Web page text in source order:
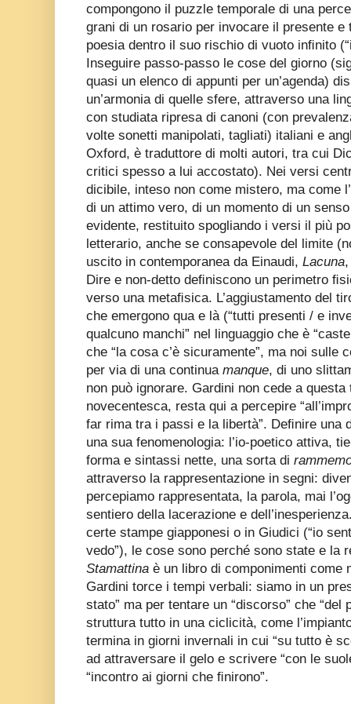
compongono il puzzle temporale di una
grani di un rosario per invocare il presente
poesia dentro il suo rischio di vuoto inﬁnito
Inseguire passo-passo le cose del giorno
quasi un elenco di appunti per un’agenda)
un’armonia di quelle sfere, attraverso una
con studiata ripresa di canoni (con
volte sonetti manipolati, tagliati) italiani e
Oxford, è traduttore di molti autori, tra cui
critici spesso a lui accostato). Nei versi
dicibile, inteso non come mistero, ma come
di un attimo vero, di un momento di un
evidente, restituito spogliando i versi il più
letterario, anche se consapevole del limite
uscito in contemporanea da Einaudi, Lacuna
Dire e non-detto deﬁniscono un perimetro
verso una metaﬁsica. L’aggiustamento del
che emergono qua e là (“tutti presenti / e
qualcuno manchi” nel linguaggio che è
che “la cosa c’è sicuramente”, ma noi sulle
per via di una continua manque, di uno
non può ignorare. Gardini non cede a questa
novecentesca, resta qui a percepire
far rima tra i passi e la libertà”. Deﬁnire una
una sua fenomenologia: l’io-poetico attiva,
forma e sintassi nette, una sorta di
attraverso la rappresentazione in segni:
percepiamo rappresentata, la parola, mai
sentiero della lacerazione e
certe stampe giapponesi o in Giudici (“io
vedo”), le cose sono perché sono state e la
Stamattina è un libro di componimenti come
Gardini torce i tempi verbali: siamo in un
stato” ma per tentare un “discorso” che
struttura tutto in una ciclicità, come
termina in giorni invernali in cui “su tutto è
ad attraversare il gelo e scrivere “con le
“incontro ai giorni che ﬁnirono”.